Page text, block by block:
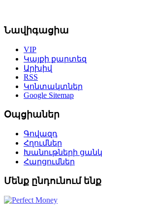
Նավիգացիա
VIP
Կայքի քարտեզ
Արխիվ
RSS
Կոնտակտներ
Google Sitemap
Օպցիաներ
Գովազդ
Հղումներ
Խանութների ցանկ
Հարցումներ
Մենք ընդունում ենք